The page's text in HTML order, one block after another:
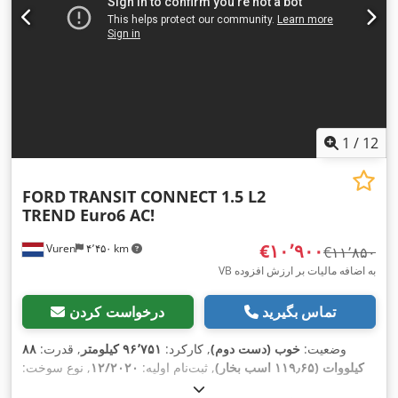
کنترل کشش,
1 / 12
Vuren ۴٬۴۵۰ km
FORDTRANSIT CONNECT 1.5 L2
TREND Euro6 AC!
‎€۱۰٬۹۰۰ ‎€۱۱٬۸۵۰
VB به اضافه مالیات بر ارزش افزوده
درخواست کردن تماس بگیرید
وضعیت: خوب (دست دوم), کارکرد: ۹۶٬۷۵۱ کیلومتر , قدرت: ۸۸
کیلووات (۱۱۹٫۶۵ اسب بخار)
, ثبت‌نام اولیه: ۱۲/۲۰۲۰, نوع سوخت:
, پیکربندی محور: